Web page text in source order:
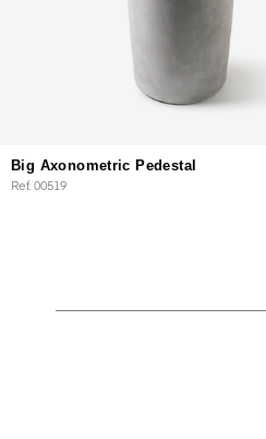
Big Axonometric Pedestal
Ref. 00519